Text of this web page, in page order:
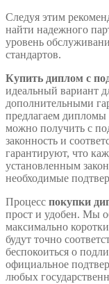
Следуя этим
найти надежного
уровень
стандартов.
Купить диплом с
идеальный вариант
дополнительными
предлагаем дипломы
можно получить с
законность и
гарантируют, что
установленным
необходимые
Процесс покупки
прост и удобен. Мы
максимально
будут точно
беспокоиться о
официальное
любых